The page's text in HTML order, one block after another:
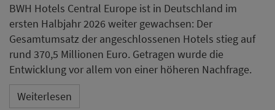
BWH Hotels Central Europe ist in Deutschland im
ersten Halbjahr 2026 weiter gewachsen: Der
Gesamtumsatz der angeschlossenen Hotels stieg auf
rund 370,5 Millionen Euro. Getragen wurde die
Entwicklung vor allem von einer höheren Nachfrage.
Weiterlesen